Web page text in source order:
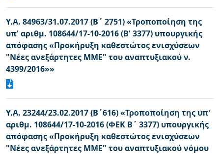
Υ.Α. 84963/31.07.2017 (Β΄ 2751) «Τροποποίηση της
υπ' αριθμ. 108644/17-10-2016 (B' 3377) υπουργικής
απόφασης «Προκήρυξη καθεστώτος ενισχύσεων
"Νέες ανεξάρτητες ΜΜΕ" του αναπτυξιακού ν.
4399/2016»»
Υ.Α. 23244/23.02.2017 (Β΄616) «Τροποποίηση της υπ'
αριθμ. 108644/17-10-2016 (ΦΕΚ Β΄ 3377) υπουργικής
απόφασης «Προκήρυξη καθεστώτος ενισχύσεων
"Νέες ανεξάρτητες ΜΜΕ" του αναπτυξιακού νόμου